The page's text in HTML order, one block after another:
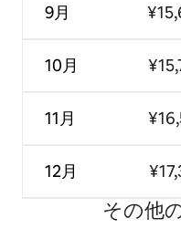
9月
10月
11月
12月
その他